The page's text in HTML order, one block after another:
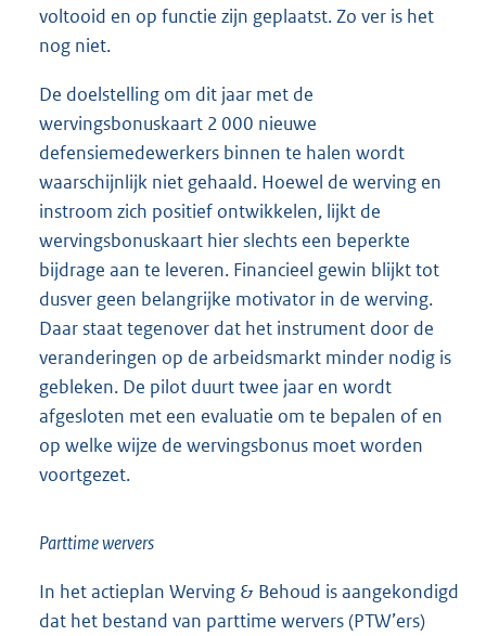
voltooid en op functie zijn geplaatst. Zo ver is het
nog niet.
De doelstelling om dit jaar met de
wervingsbonuskaart 2 000 nieuwe
defensiemedewerkers binnen te halen wordt
waarschijnlijk niet gehaald. Hoewel de werving en
instroom zich positief ontwikkelen, lijkt de
wervingsbonuskaart hier slechts een beperkte
bijdrage aan te leveren. Financieel gewin blijkt tot
dusver geen belangrijke motivator in de werving.
Daar staat tegenover dat het instrument door de
veranderingen op de arbeidsmarkt minder nodig is
gebleken. De pilot duurt twee jaar en wordt
afgesloten met een evaluatie om te bepalen of en
op welke wijze de wervingsbonus moet worden
voortgezet.
Parttime wervers
In het actieplan Werving & Behoud is aangekondigd
dat het bestand van parttime wervers (PTW’ers)